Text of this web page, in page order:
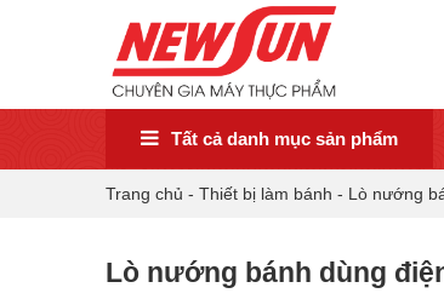
Tất cả danh mục sản phẩm
Trang chủ - Thiết bị làm bánh - Lò nướng
Lò nướng bánh dùng